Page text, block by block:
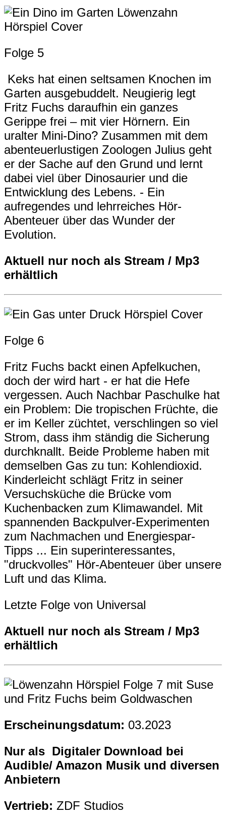
Folge 5
Keks hat einen seltsamen Knochen im
Garten ausgebuddelt. Neugierig legt
Fritz Fuchs daraufhin ein ganzes
Gerippe frei – mit vier Hörnern. Ein
uralter Mini-Dino? Zusammen mit dem
abenteuerlustigen Zoologen Julius geht
er der Sache auf den Grund und lernt
dabei viel über Dinosaurier und die
Entwicklung des Lebens. - Ein
aufregendes und lehrreiches Hör-
Abenteuer über das Wunder der
Evolution.
Aktuell nur noch als Stream / Mp3
erhältlich
Folge 6
Fritz Fuchs backt einen Apfelkuchen,
doch der wird hart - er hat die Hefe
vergessen. Auch Nachbar Paschulke hat
ein Problem: Die tropischen Früchte, die
er im Keller züchtet, verschlingen so viel
Strom, dass ihm ständig die Sicherung
durchknallt. Beide Probleme haben mit
demselben Gas zu tun: Kohlendioxid.
Kinderleicht schlägt Fritz in seiner
Versuchsküche die Brücke vom
Kuchenbacken zum Klimawandel. Mit
spannenden Backpulver-Experimenten
zum Nachmachen und Energiespar-
Tipps ... Ein superinteressantes,
"druckvolles" Hör-Abenteuer über unsere
Luft und das Klima.
Letzte Folge von Universal
Aktuell nur noch als Stream / Mp3
erhältlich
Erscheinungsdatum: 03.2023
Nur als Digitaler Download bei
Audible/ Amazon Musik und diversen
Anbietern
Vertrieb: ZDF Studios